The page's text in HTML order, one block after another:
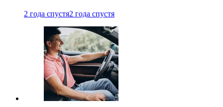
2 года спустя2 года спустя